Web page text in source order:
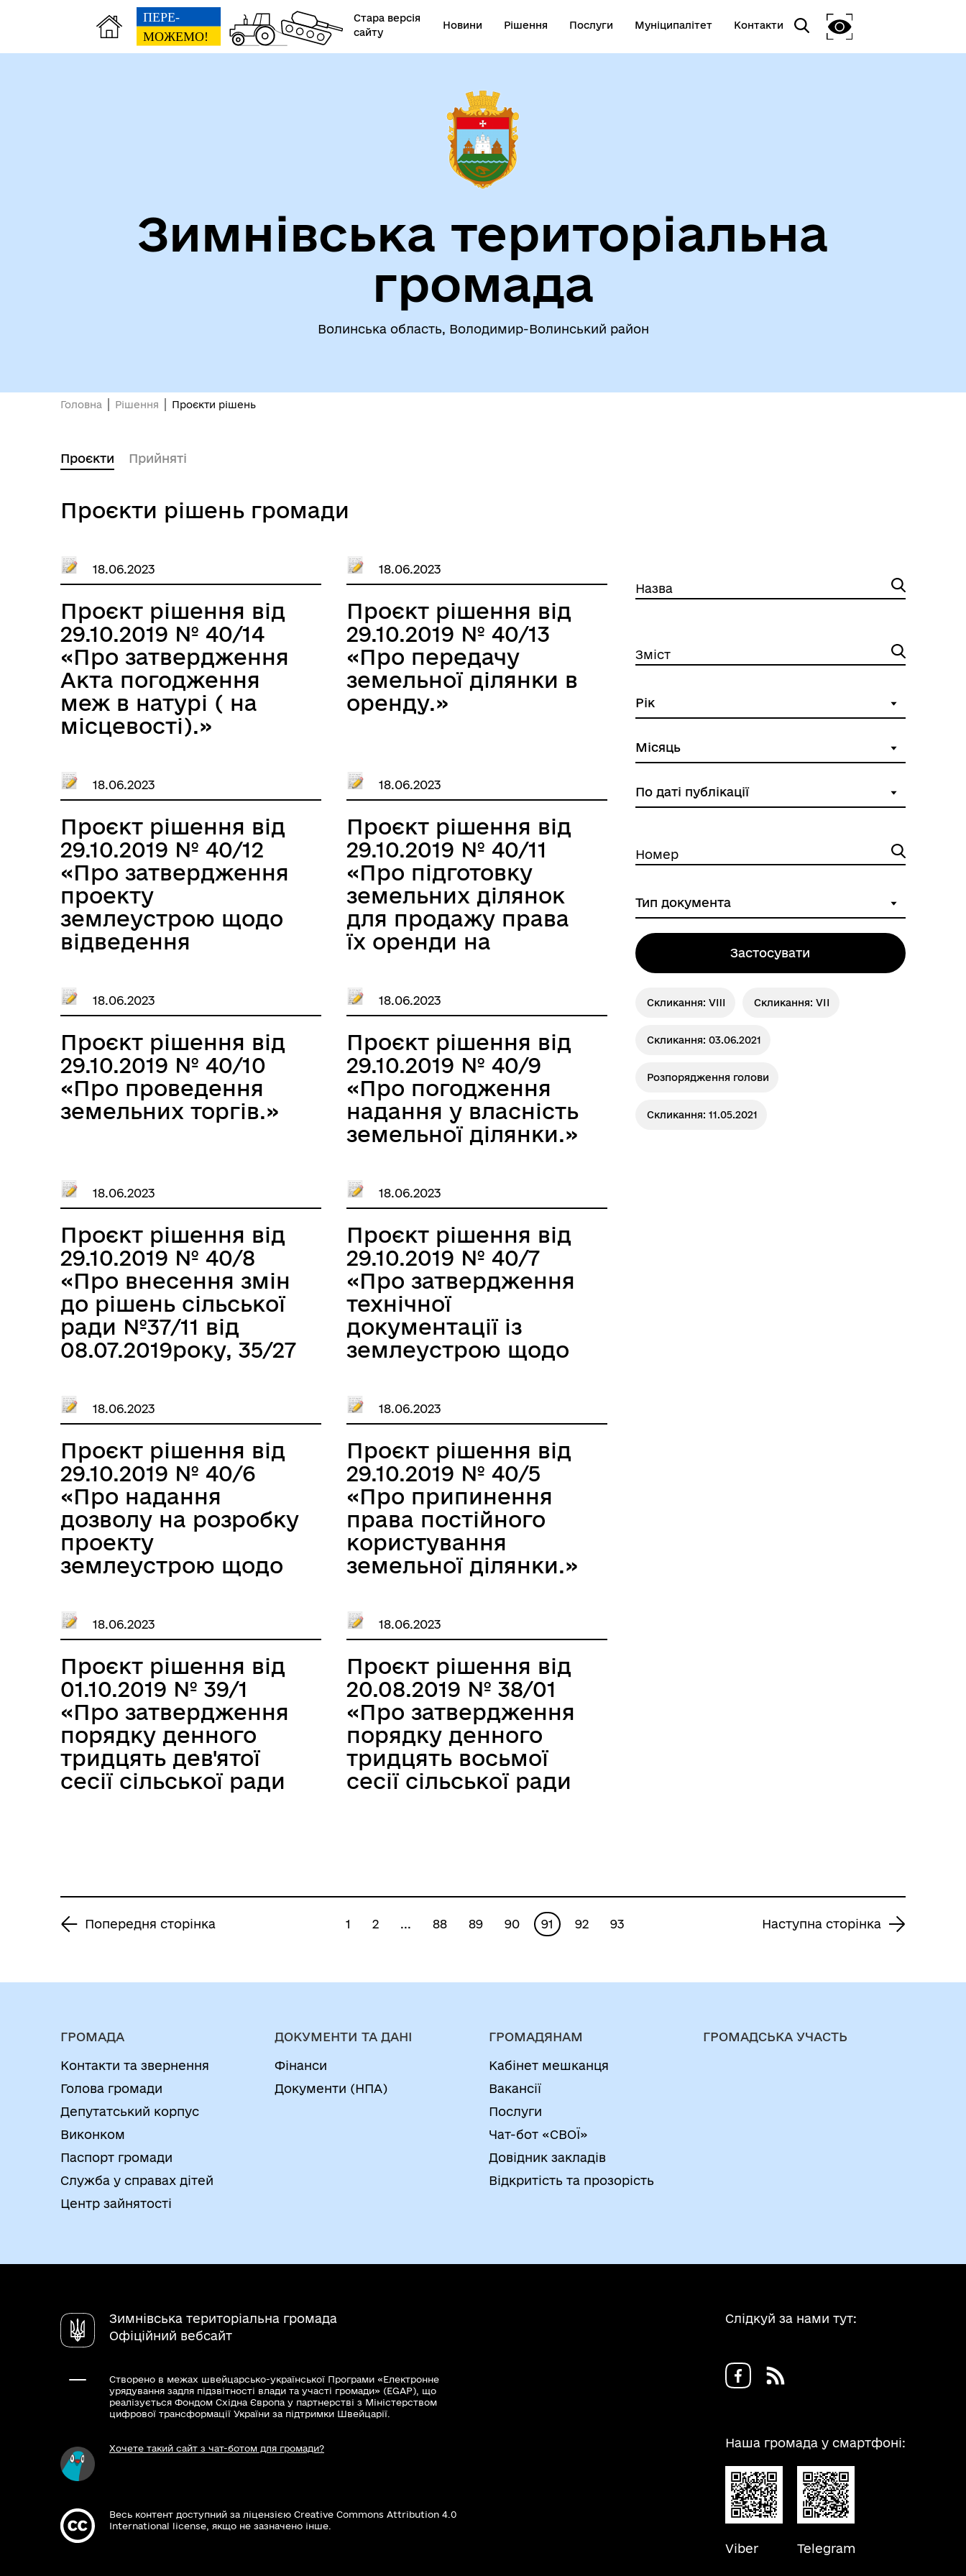
Стара версія
сайту
Новини Рішення Послуги Муніципалітет Контакти
Зимнівська територіальна
громада
Волинська область, Володимир-Волинський район
Головна Рішення Проєкти рішень
Проєкти Прийняті
Проєкти рішень громади
18.06.2023
Проєкт рішення від
29.10.2019 № 40/14
«Про затвердження
Акта погодження
меж в натурі ( на
місцевості).»
18.06.2023
Проєкт рішення від
29.10.2019 № 40/13
«Про передачу
земельної ділянки в
оренду.»
18.06.2023
Проєкт рішення від
29.10.2019 № 40/12
«Про затвердження
проекту
землеустрою щодо
відведення
метою передачі в
оренду.»
18.06.2023
Проєкт рішення від
29.10.2019 № 40/11
«Про підготовку
земельних ділянок
для продажу права
їх оренди на
18.06.2023
Проєкт рішення від
29.10.2019 № 40/10
«Про проведення
земельних торгів.»
18.06.2023
Проєкт рішення від
29.10.2019 № 40/9
«Про погодження
надання у власність
земельної ділянки.»
18.06.2023
Проєкт рішення від
29.10.2019 № 40/8
«Про внесення змін
до рішень сільської
ради №37/11 від
08.07.2019року, 35/27
№4/5 від 18.02.2011 «
Про надання
дозволу на розробку
проекту
землеустрою щодо
відведення
земельної ділянки у
власність».»
18.06.2023
Проєкт рішення від
29.10.2019 № 40/7
«Про затвердження
технічної
документації із
землеустрою щодо
(відновлення) меж
земельної ділянки.»
18.06.2023
Проєкт рішення від
29.10.2019 № 40/6
«Про надання
дозволу на розробку
проекту
землеустрою щодо
земельної ділянки у
власність.»
18.06.2023
Проєкт рішення від
29.10.2019 № 40/5
«Про припинення
права постійного
користування
земельної ділянки.»
18.06.2023
Проєкт рішення від
01.10.2019 № 39/1
«Про затвердження
порядку денного
тридцять дев'ятої
сесії сільської ради
18.06.2023
Проєкт рішення від
20.08.2019 № 38/01
«Про затвердження
порядку денного
тридцять восьмої
сесії сільської ради
Назва
Зміст
Номер
Застосувати
Скликання: VIII Скликання: VІІ
Скликання: 03.06.2021
Розпорядження голови
Скликання: 11.05.2021
Попередня сторінка 1 2 ... 88 89 90 91 92 93 Наступна сторінка
ГРОМАДА
Контакти та звернення
Голова громади
Депутатський корпус
Виконком
Паспорт громади
Служба у справах дітей
Центр зайнятості
ДОКУМЕНТИ ТА ДАНІ
Фінанси
Документи (НПА)
ГРОМАДЯНАМ
Кабінет мешканця
Вакансії
Послуги
Чат-бот «СВОЇ»
Довідник закладів
Відкритість та прозорість
ГРОМАДСЬКА УЧАСТЬ
Зимнівська територіальна громада
Офіційний вебсайт
Створено в межах швейцарсько-української Програми «Електронне
урядування задля підзвітності влади та участі громади» (EGAP), що
реалізується Фондом Східна Європа у партнерстві з Міністерством
цифрової трансформації України за підтримки Швейцарії.
Хочете такий сайт з чат-ботом для громади?
Весь контент доступний за ліцензією Creative Commons Attribution 4.0
International license, якщо не зазначено інше.
Слідкуй за нами тут:
Наша громада у смартфоні:
Viber Telegram